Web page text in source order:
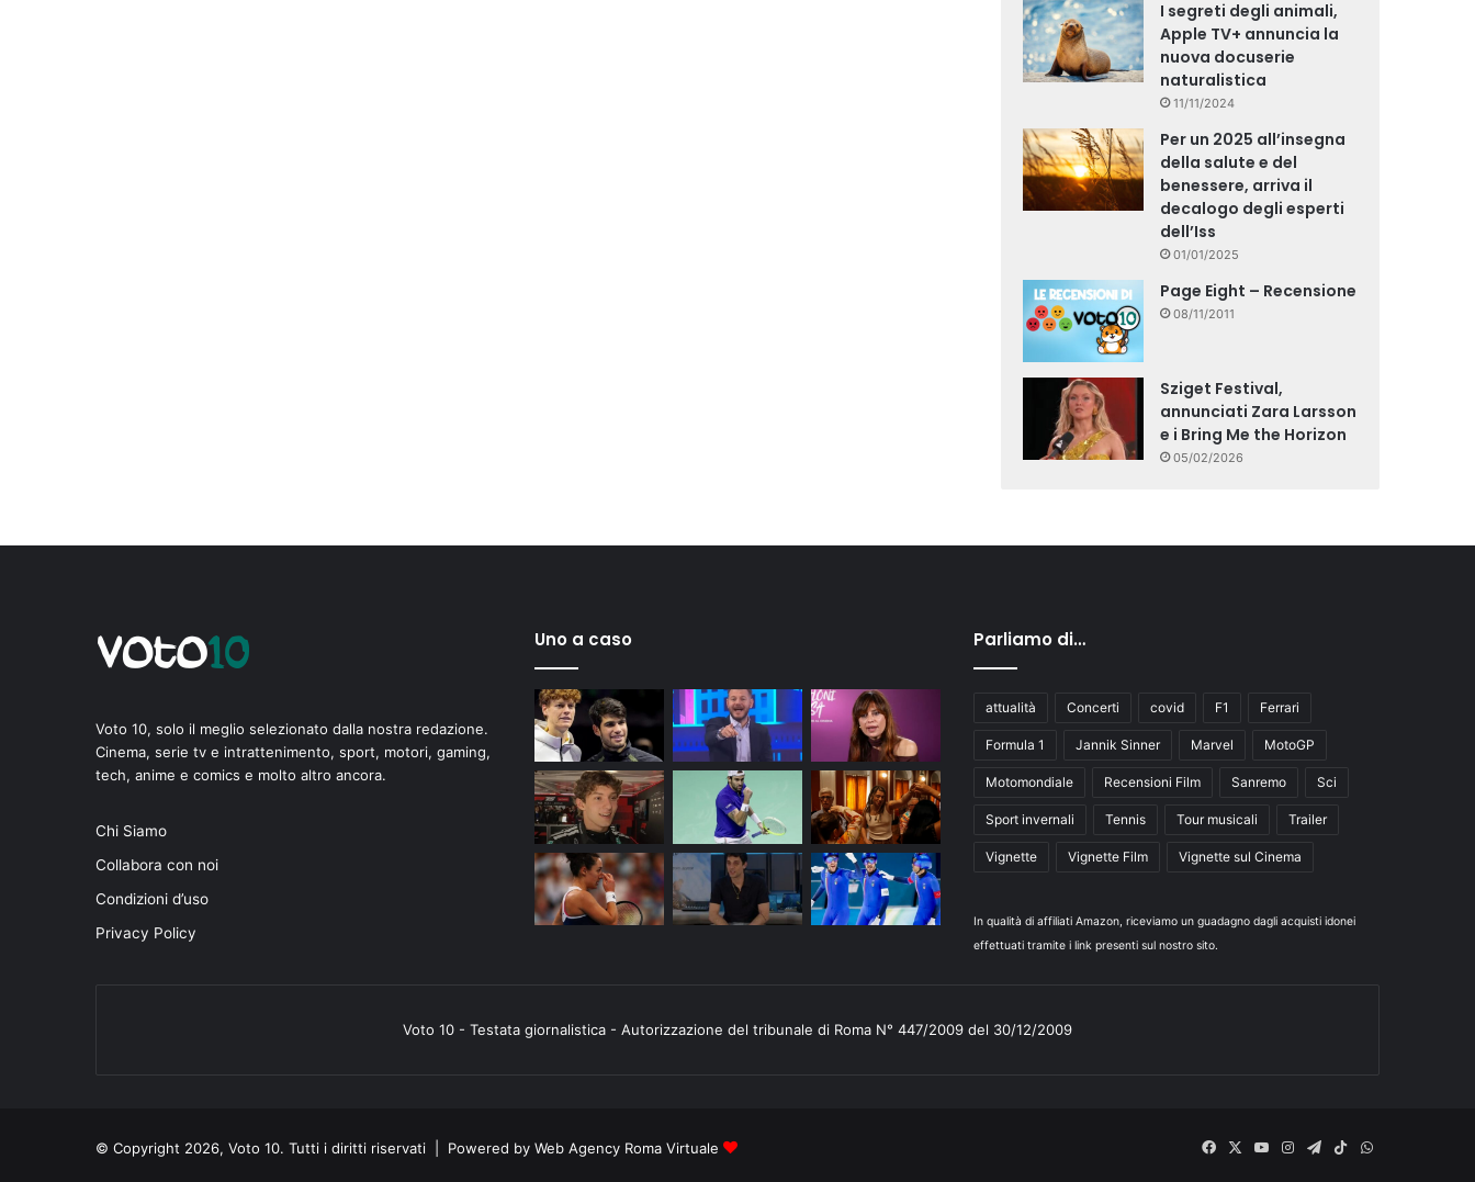
I segreti degli animali,
Apple TV+ annuncia la
nuova docuserie
naturalistica
11/11/2024
Per un 2025 all’insegna
della salute e del
benessere, arriva il
decalogo degli esperti
dell’Iss
01/01/2025
Page Eight – Recensione
08/11/2011
Sziget Festival,
annunciati Zara Larsson
e i Bring Me the Horizon
05/02/2026
Voto 10, solo il meglio selezionato dalla nostra redazione.
Cinema, serie tv e intrattenimento, sport, motori, gaming,
tech, anime e comics e molto altro ancora.
Chi Siamo
Collabora con noi
Condizioni d’uso
Privacy Policy
Uno a caso Parliamo di…
attualità Concerti covid F1 Ferrari
Formula 1 Jannik Sinner Marvel MotoGP
Motomondiale Recensioni Film Sanremo Sci
Sport invernali Tennis Tour musicali Trailer
Vignette Vignette Film Vignette sul Cinema
In qualità di affiliati Amazon, riceviamo un guadagno dagli acquisti idonei
effettuati tramite i link presenti sul nostro sito.
Voto 10 - Testata giornalistica - Autorizzazione del tribunale di Roma N° 447/2009 del 30/12/2009
© Copyright 2026, Voto 10. Tutti i diritti riservati | Powered by Web Agency Roma Virtuale Facebook
X
YouInstagram
Telegram
TikTokWhatsApp